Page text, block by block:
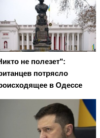
не полезет":
потрясло
в Одессе